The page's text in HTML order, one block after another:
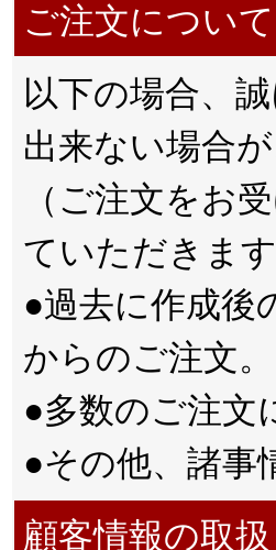
ご注文について
以下の場合、
出来ない場合
（ご注文をお
ていただきます
●過去に作成後
からのご注文。
●多数のご注文
●その他、諸事
顧客情報の取扱